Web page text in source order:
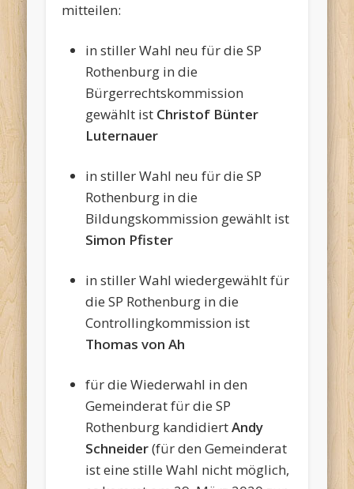
mitteilen:
in stiller Wahl neu für die SP
Rothenburg in die
Bürgerrechtskommission
gewählt ist Christof Bünter
Luternauer
in stiller Wahl neu für die SP
Rothenburg in die
Bildungskommission gewählt ist
Simon Pfister
in stiller Wahl wiedergewählt für
die SP Rothenburg in die
Controllingkommission ist
Thomas von Ah
für die Wiederwahl in den
Gemeinderat für die SP
Rothenburg kandidiertAndy
Schneider(für den Gemeinderat
ist eine stille Wahl nicht möglich,